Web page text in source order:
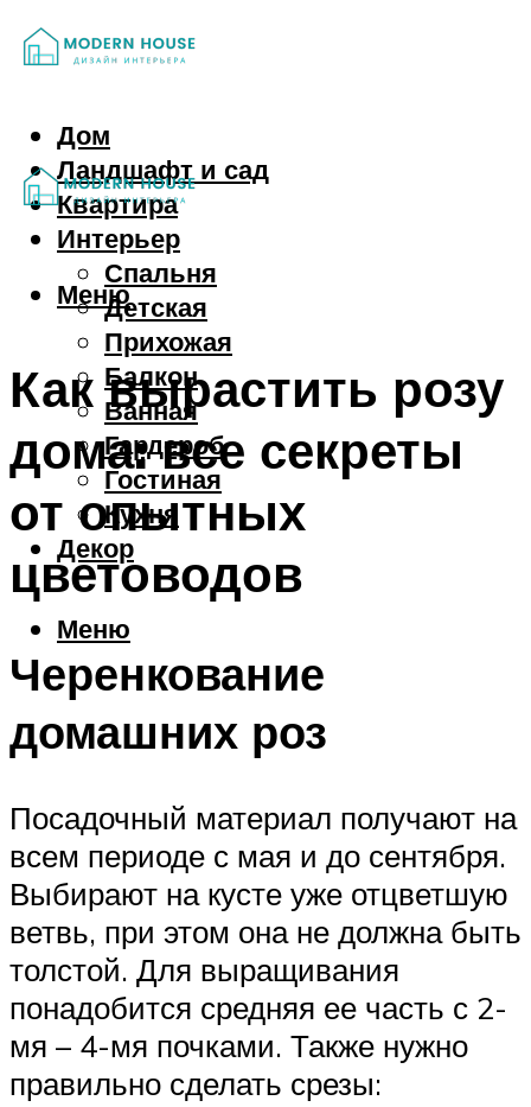
Дом
Ландшафт и сад
Квартира
Интерьер
Спальня
Детская
Прихожая
Балкон
Ванная
Гардероб
Гостиная
Кухня
Декор
Меню
Меню
Как вырастить розу
дома: все секреты
от опытных
цветоводов
Черенкование
домашних роз
Посадочный материал получают на
всем периоде с мая и до сентября.
Выбирают на кусте уже отцветшую
ветвь, при этом она не должна быть
толстой. Для выращивания
понадобится средняя ее часть с 2-
мя – 4-мя почками. Также нужно
правильно сделать срезы: